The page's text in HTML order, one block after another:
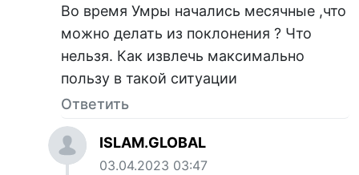
Во время Умры начались месячные ,что
можно делать из поклонения ? Что
нельзя. Как извлечь максимально
пользу в такой ситуации
Ответить
ISLAM.GLOBAL
03.04.2023 03:47